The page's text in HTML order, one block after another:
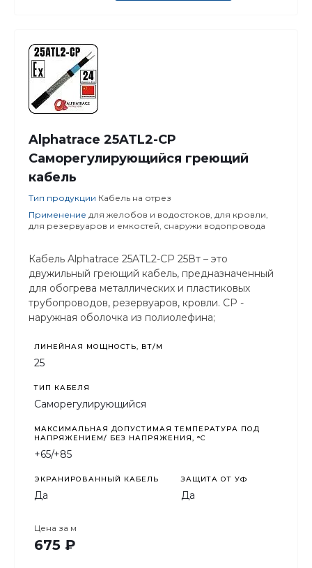
Alphatrace 25ATL2-CP
Саморегулирующийся греющий
кабель
Тип продукции Кабель на отрез
Применение для желобов и водостоков, для кровли,
для резервуаров и емкостей, снаружи водопровода
Кабель Alphatrace 25ATL2-CP 25Вт – это
двужильный греющий кабель, предназначенный
для обогрева металлических и пластиковых
трубопроводов, резервуаров, кровли. CP -
наружная оболочка из полиолефина;
ЛИНЕЙНАЯ МОЩНОСТЬ, ВТ/М
25
ТИП КАБЕЛЯ
Саморегулирующийся
МАКСИМАЛЬНАЯ ДОПУСТИМАЯ ТЕМПЕРАТУРА ПОД
НАПРЯЖЕНИЕМ/ БЕЗ НАПРЯЖЕНИЯ, °C
+65/+85
ЭКРАНИРОВАННЫЙ КАБЕЛЬ
Да
ЗАЩИТА ОТ УФ
Да
Цена за м
675 ₽